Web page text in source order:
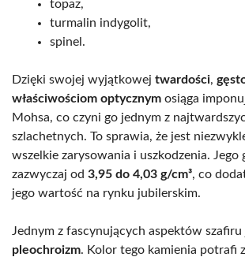
topaz,
turmalin indygolit,
spinel.
Dzięki swojej wyjątkowej twardości,
właściwościom optycznym osiąga
Mohsa, co czyni go jednym z
szlachetnych. To sprawia, że jest
wszelkie zarysowania i uszkodzenia. Jego
zazwyczaj od 3,95 do 4,03 g/cm³, co
jego wartość na rynku jubilerskim.
Jednym z fascynujących aspektów szafiru
pleochroizm. Kolor tego kamienia potrafi